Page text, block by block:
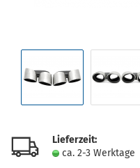
Lieferzeit:
ca. 2-3 Werktage